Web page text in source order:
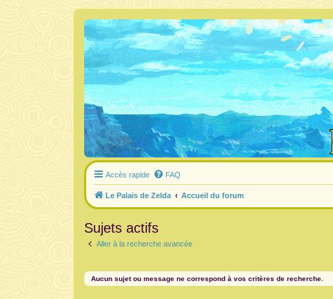
Accès rapide FAQ
Le Palais de Zelda Accueil du forum
Sujets actifs
Aller à la recherche avancée
Aucun sujet ou message ne correspond à vos critères de recherche.